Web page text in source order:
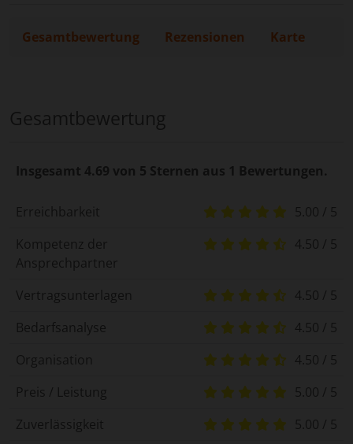
Gesamtbewertung Rezensionen Karte
Gesamtbewertung
Insgesamt 4.69 von 5 Sternen aus 1 Bewertungen.
Erreichbarkeit
5.00 / 5
Kompetenz der
Ansprechpartner
4.50 / 5
Vertragsunterlagen
4.50 / 5
Bedarfsanalyse
4.50 / 5
Organisation
4.50 / 5
Preis / Leistung
5.00 / 5
Zuverlässigkeit
5.00 / 5